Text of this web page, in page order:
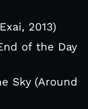
2013)
of the Day
Sky (Around